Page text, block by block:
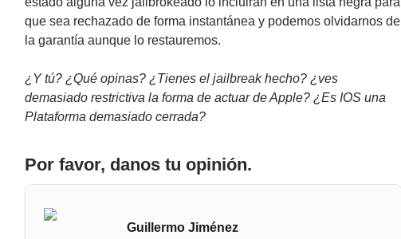
que sea rechazado de forma instantánea y podemos olvidarnos de
la garantía aunque lo restauremos.
¿Y tú? ¿Qué opinas? ¿Tienes el jailbreak hecho? ¿ves
demasiado restrictiva la forma de actuar de Apple? ¿Es IOS una
Plataforma demasiado cerrada?
Por favor, danos tu opinión.
Guillermo Jiménez